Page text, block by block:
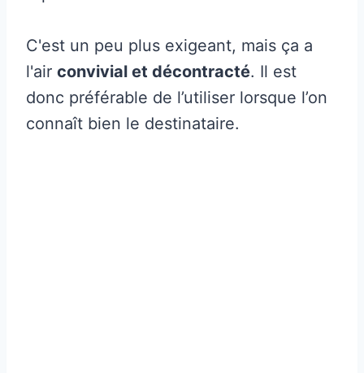
C'est un peu plus exigeant, mais ça a
l'air convivial et décontracté. Il est
donc préférable de l’utiliser lorsque l’on
connaît bien le destinataire.